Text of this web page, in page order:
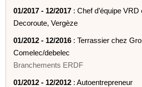
01/2017 - 12/2017 : Chef d’équipe VRD
Decoroute, Vergèze
01/2012 - 12/2016 : Terrassier chez
Comelec/debelec
Branchements ERDF
01/2012 - 12/2012 : Autoentrepreneur